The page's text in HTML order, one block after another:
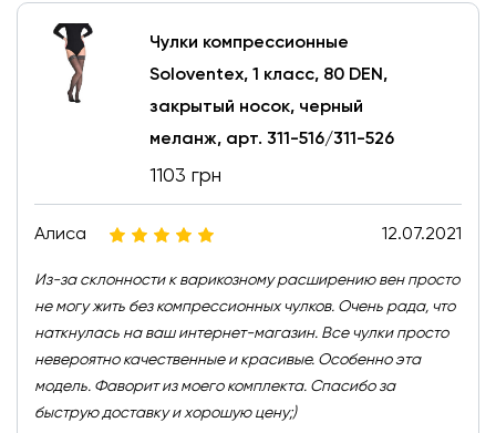
Чулки компрессионные
Soloventex, 1 класс, 80 DEN,
закрытый носок, черный
меланж, арт. 311-516/311-526
1103 грн
Алиса 12.07.2021
Из-за склонности к варикозному расширению вен просто
не могу жить без компрессионных чулков. Очень рада, что
наткнулась на ваш интернет-магазин. Все чулки просто
невероятно качественные и красивые. Особенно эта
модель. Фаворит из моего комплекта. Спасибо за
быструю доставку и хорошую цену;)